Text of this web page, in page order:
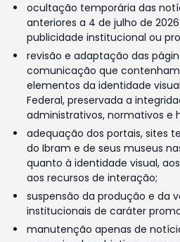
ocultação temporária das
anteriores a 4 de julho de
publicidade institucional ou
revisão e adaptação das
comunicação que
elementos da identidade
Federal, preservada a
administrativos, normativos e
adequação dos portais, sites
do Ibram e de seus museus
quanto à identidade visual,
aos recursos de interação;
suspensão da produção e da
institucionais de caráter
manutenção apenas de